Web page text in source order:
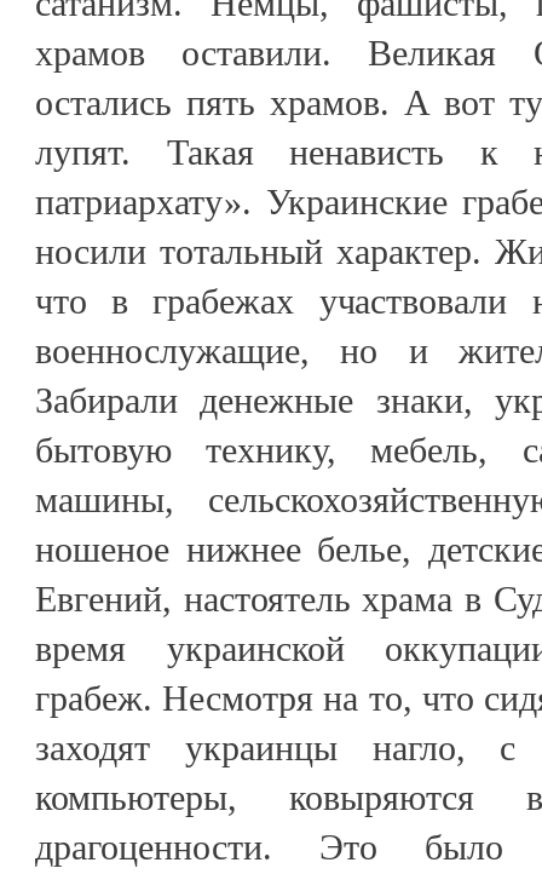
храмов оставили. Великая
остались пять храмов. А вот
лупят. Такая ненависть к
патриархату». Украинские
носили тотальный характер.
что в грабежах участвовали
военнослужащие, но и
Забирали денежные знаки,
бытовую технику, мебель,
машины,
ношеное нижнее белье,
Евгений, настоятель храма в
время украинской
грабеж. Несмотря на то, что
заходят украинцы нагло, с
компьютеры, ковыряются
драгоценности. Это